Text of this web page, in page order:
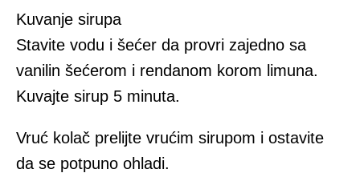
Kuvanje sirupa
Stavite vodu i šećer da provri zajedno sa
vanilin šećerom i rendanom korom limuna.
Kuvajte sirup 5 minuta.
Vruć kolač prelijte vrućim sirupom i ostavite
da se potpuno ohladi.